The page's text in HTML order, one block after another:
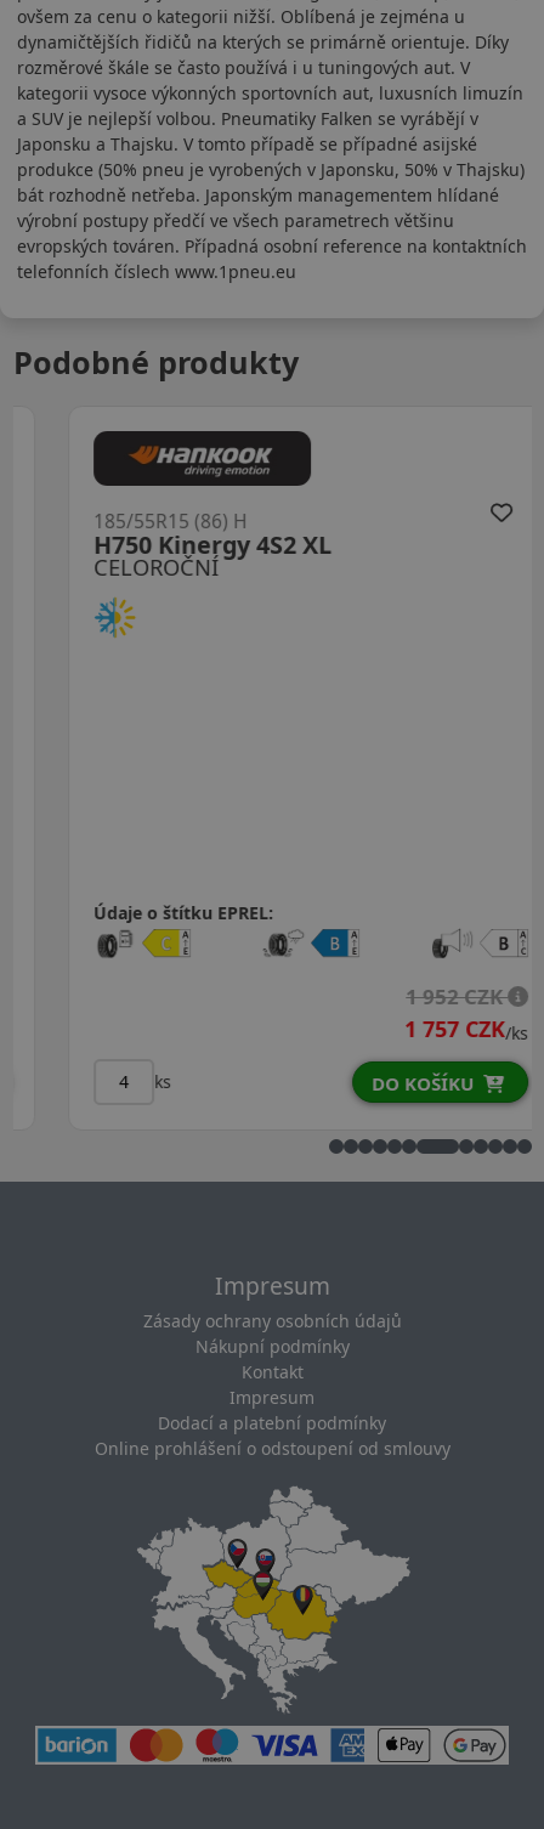
ovšem za cenu o kategorii nižší. Oblíbená je zejména u
dynamičtějších řidičů na kterých se primárně orientuje. Díky
rozměrové škále se často používá i u tuningových aut. V
kategorii vysoce výkonných sportovních aut, luxusních limuzín
a SUV je nejlepší volbou. Pneumatiky Falken se vyrábějí v
Japonsku a Thajsku. V tomto případě se případné asijské
produkce (50% pneu je vyrobených v Japonsku, 50% v Thajsku)
bát rozhodně netřeba. Japonským managementem hlídané
výrobní postupy předčí ve všech parametrech většinu
evropských továren. Případná osobní reference na kontaktních
telefonních číslech www.1pneu.eu
Podobné produkty
CELOROČNÍ
H750 Kinergy 4S2 XL
185/55R15 (86) H
Údaje o štítku EPREL:
1 952 CZK
1 757 CZK /ks
ks DO KOŠÍKU
Impresum
Zásady ochrany osobních údajů
Nákupní podmínky
Kontakt
Impresum
Dodací a platební podmínky
Online prohlášení o odstoupení od smlouvy